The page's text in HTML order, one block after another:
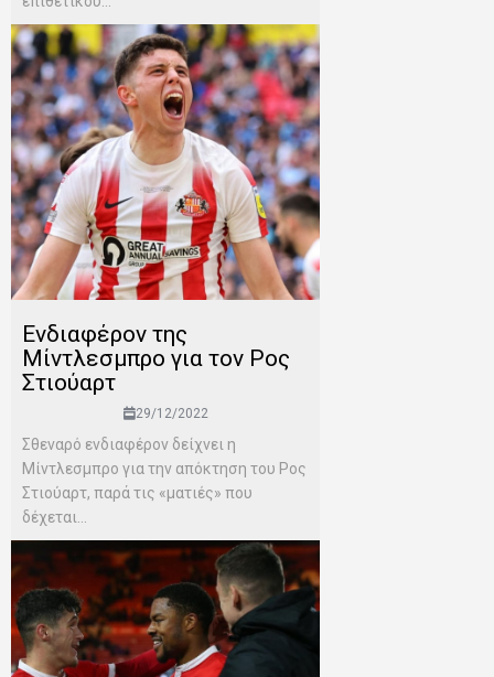
Ενδιαφέρον της
Μίντλεσμπρο για τον Ρος
Στιούαρτ
29/12/2022
Σθεναρό ενδιαφέρον δείχνει η
Μίντλεσμπρο για την απόκτηση του Ρος
Στιούαρτ, παρά τις «ματιές» που
δέχεται...